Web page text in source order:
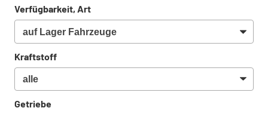
Verfügbarkeit, Art
Kraftstoff
Getriebe